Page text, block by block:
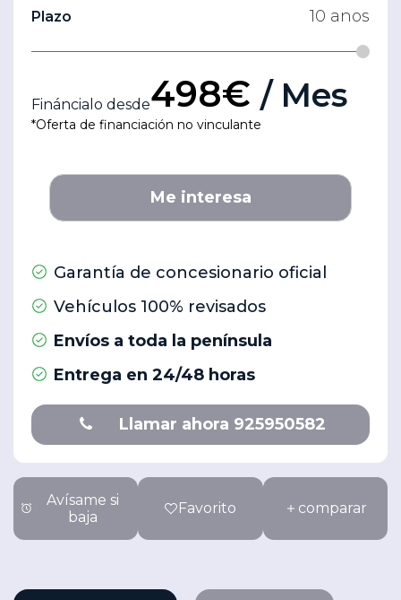
Plazo 10 anos
Fináncialo desde498€ / Mes
*Oferta de financiación no vinculante
Me interesa
Garantía de concesionario oficial
Vehículos 100% revisados
Envíos a toda la península
Entrega en 24/48 horas
Llamar ahora 925950582
Avísame si
baja
Favorito comparar